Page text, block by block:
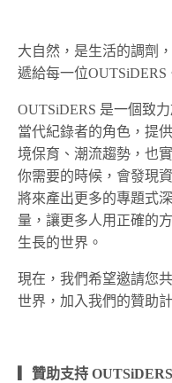
大自然，是生活的調劑
遞給每一位OUTSiDERS
OUTSiDERS 是一個致
當代紀錄者的角色，提
境保育、潮流趨勢，也
你需要的時候，會發現
將來產出更多的專題式
量，讓更多人用正確的
生長的世界。
現在，我們希望邀請您
世界，加入我們的贊助
▎贊助支持